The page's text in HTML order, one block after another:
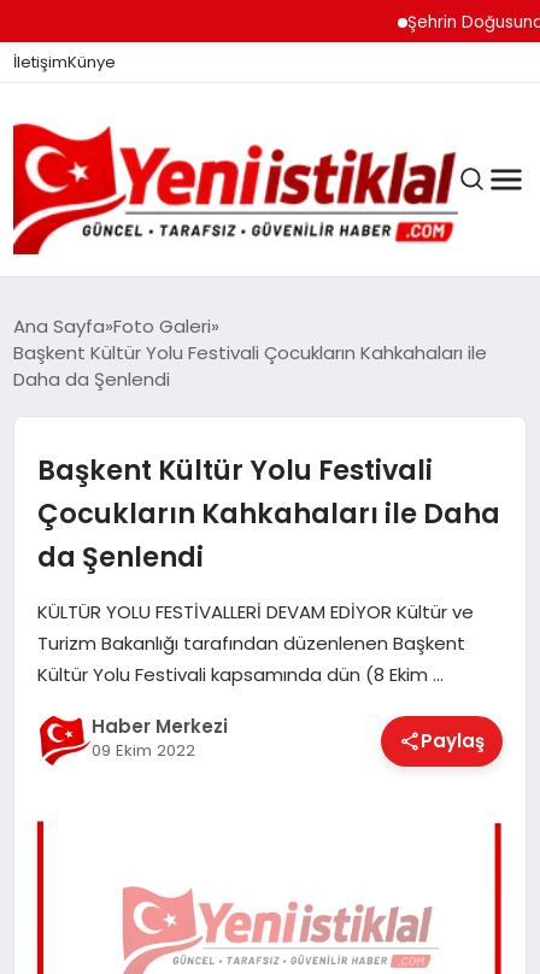
Şehrin Doğusundan
İletişimKünye
GÜNDEM
DÜNYA
EĞITIM
EKONOMI
MAGAZIN
Ana Sayfa Foto Galeri
Başkent Kültür Yolu Festivali Çocukların Kahkahaları ile
Daha da Şenlendi
Başkent Kültür Yolu Festivali
Çocukların Kahkahaları ile Daha
da Şenlendi
KÜLTÜR YOLU FESTİVALLERİ DEVAM EDİYOR Kültür ve
Turizm Bakanlığı tarafından düzenlenen Başkent
Kültür Yolu Festivali kapsamında dün (8 Ekim …
Haber Merkezi
09 Ekim 2022 Paylaş